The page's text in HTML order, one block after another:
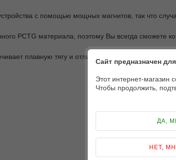
с помощью мощных магнитов, так что
PCTG материала, поэтому Вы всегда сможете
плавную тягу и отличную вкусопередачу.
Сайт предназначен
Этот интернет-магазин
Чтобы продолжить,
ДА,
НЕТ,